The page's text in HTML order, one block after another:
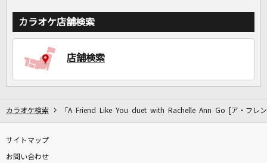
カラオケ店舗検索
店舗検索
カラオケ検索 「A Friend Like You duet with Rachelle Ann Go [ア・フレン
サイトマップ
お問い合わせ